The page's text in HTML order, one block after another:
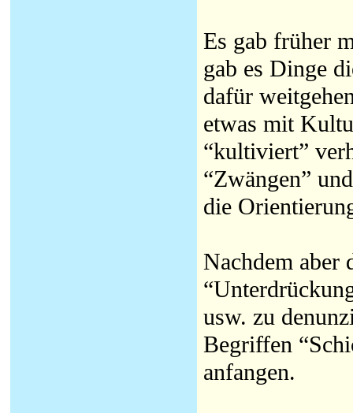
Es gab früher
gab es Dinge
dafür
etwas mit
“kultiviert”
“Zwängen”
die
Nachdem aber
usw. zu
Begriffen
anfangen.